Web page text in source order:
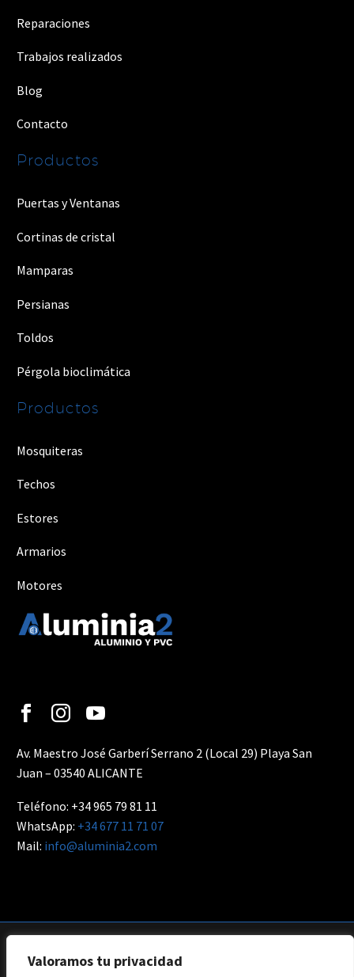
Valoramos tu privacidad
Reparaciones
Trabajos realizados
Blog
Contacto
Productos
Puertas y Ventanas
Cortinas de cristal
Mamparas
Persianas
Toldos
Pérgola bioclimática
Productos
Mosquiteras
Techos
Estores
Armarios
Motores
Av. Maestro José Garberí Serrano 2 (Local 29) Playa San
Juan – 03540 ALICANTE
Teléfono: +34 965 79 81 11
WhatsApp: +34 677 11 71 07
Mail: info@aluminia2.com